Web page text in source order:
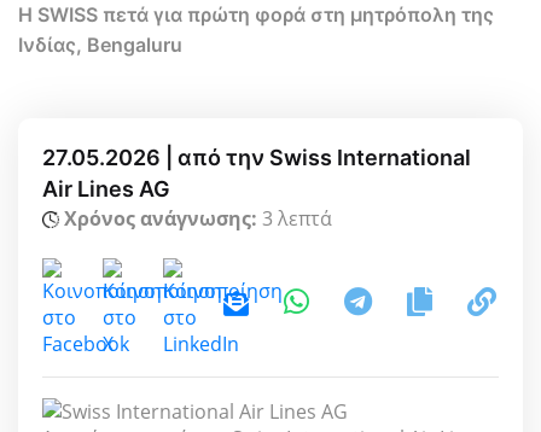
Η SWISS πετά για πρώτη φορά στη μητρόπολη της
Ινδίας, Bengaluru
27.05.2026 | από την Swiss International
Air Lines AG
Χρόνος ανάγνωσης: 3 λεπτά